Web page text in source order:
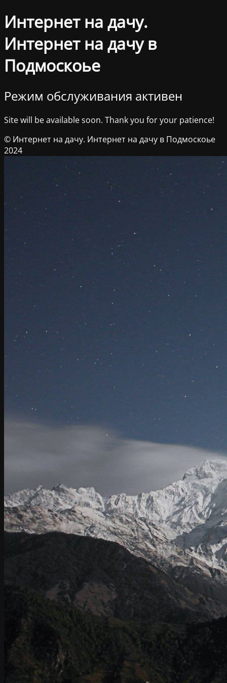
Интернет на дачу.
Интернет на дачу в
Подмоскоье
Режим обслуживания активен
Site will be available soon. Thank you for your patience!
© Интернет на дачу. Интернет на дачу в Подмоскоье
2024